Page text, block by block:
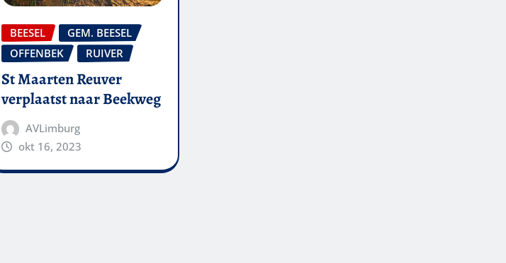
BEESEL
GEM. BEESEL
OFFENBEK
RUIVER
St Maarten Reuver
verplaatst naar Beekweg
AVLimburg
okt 16, 2023